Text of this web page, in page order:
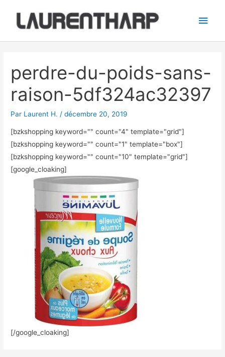
contenu
perdre-du-poids-sans-
raison-5df324ac32397
Par Laurent H. /décembre 20, 2019
[bzkshopping keyword="" count="4" template="grid"]
[bzkshopping keyword="" count="1" template="box"]
[bzkshopping keyword="" count="10" template="grid"]
[google_cloaking]
[/google_cloaking]
articles